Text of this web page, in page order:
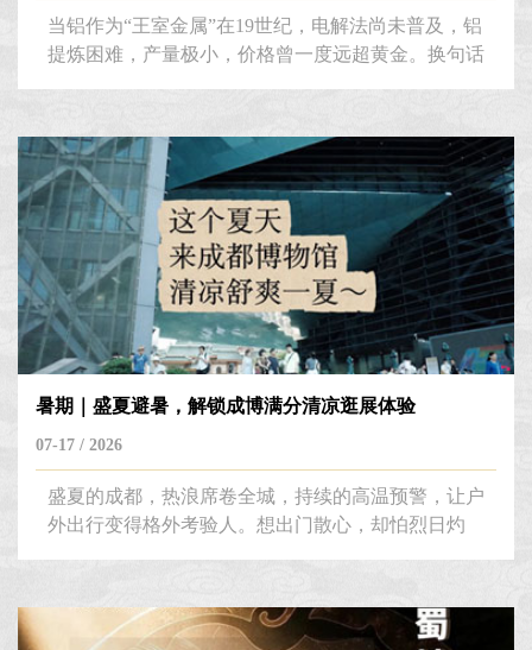
当铝作为“王室金属”在19世纪，电解法尚未普及，铝
提炼困难，产量极小，价格曾一度远超黄金。换句话
暑期｜盛夏避暑，解锁成博满分清凉逛展体验
07-17 / 2026
盛夏的成都，热浪席卷全城，持续的高温预警，让户
外出行变得格外考验人。想出门散心，却怕烈日灼
凉礼遇，把喧嚣热浪隔绝在外，为每一位访客打造舒
爽的文化秘境。 这个夏天，告别闷热烦躁，来成